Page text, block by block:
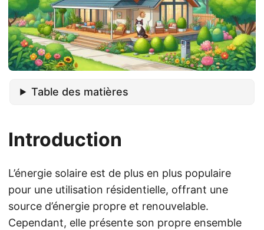
Table des matières
Introduction
L’énergie solaire est de plus en plus populaire
pour une utilisation résidentielle, offrant une
source d’énergie propre et renouvelable.
Cependant, elle présente son propre ensemble